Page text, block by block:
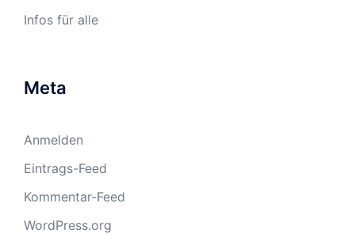
Infos für alle
Meta
Anmelden
Eintrags-Feed
Kommentar-Feed
WordPress.org